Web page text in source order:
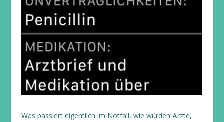
Was passiert eigentlich im Notfall, wie würden Ärzte,